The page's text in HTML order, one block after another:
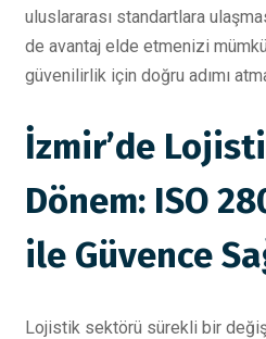
uluslararası standartlara
de avantaj elde etmenizi
güvenilirlik için doğru adımı
İzmir’de
Dönem: ISO
ile Güvence
Lojistik sektörü sürekli bir